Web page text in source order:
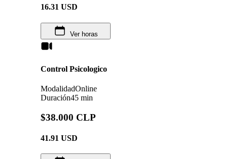
16.31 USD
Ver horas
Control Psicologico
ModalidadOnline
Duración45 min
$38.000 CLP
41.91 USD